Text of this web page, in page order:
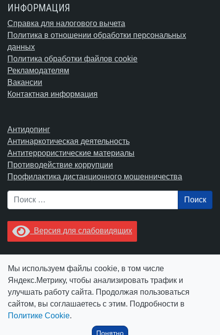
ИНФОРМАЦИЯ
Справка для налогового вычета
Политика в отношении обработки персональных
данных
Политика обработки файлов cookie
Рекламодателям
Вакансии
Контактная информация
Антидопинг
Антинаркотическая деятельность
Антитеррористические материалы
Противодействие коррупции
Профилактика дистанционного мошенничества
Поиск
Версия для слабовидящих
Ctrl+Enter.
© АУ "ЮграМегаСпорт" 2026
Мы используем файлы cookie, в том числе
Яндекс.Метрику, чтобы анализировать трафик и
улучшать работу сайта. Продолжая пользоваться
сайтом, вы соглашаетесь с этим. Подробности в
Политике Cookie.
Понятно